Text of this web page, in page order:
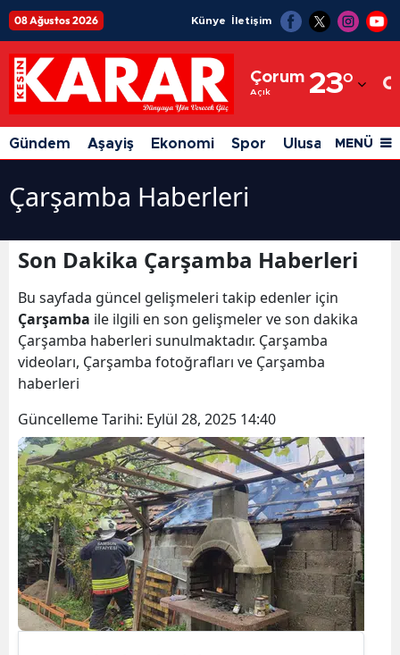
08 Ağustos 2026 Künye İletişim
Çorum
Açık 23°
Adıyaman
Afyonkarahisar
Ağrı
Ankara
Antalya
Aydın
Bilecik
Bingöl
Bitlis
Bolu
Burdur
Bursa
Gündem Aşayiş Ekonomi Spor Ulusal Siyaset
MENÜ
Çarşamba Haberleri
Son Dakika Çarşamba Haberleri
Bu sayfada güncel gelişmeleri takip edenler için
Çarşamba ile ilgili en son gelişmeler ve son dakika
Çarşamba haberleri sunulmaktadır. Çarşamba
videoları, Çarşamba fotoğrafları ve Çarşamba
haberleri
Güncelleme Tarihi: Eylül 28, 2025 14:40